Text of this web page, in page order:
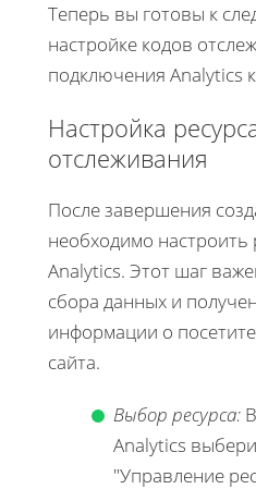
Теперь вы готовы к
настройке кодов
подключения Analytics
Настройка
отслеживания
После завершения
необходимо настроить
Analytics. Этот шаг
сбора данных и
информации о
сайта.
Выбор ресурса:
Analytics
"Управление